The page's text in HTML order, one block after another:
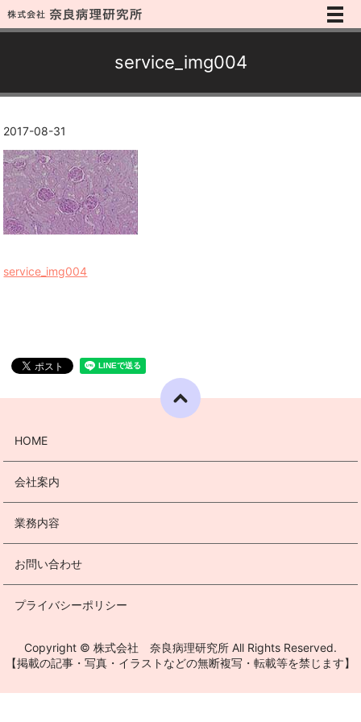
メ
service_img004
2017-08-31
service_img004
HOME
会社案内
業務内容
お問い合わせ
プライバシーポリシー
Copyright © 株式会社 奈良病理研究所 All Rights Reserved.
【掲載の記事・写真・イラストなどの無断複写・転載等を禁じます】